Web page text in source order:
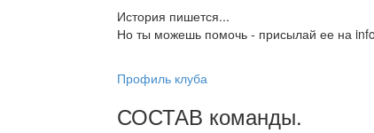
История пишется...
Но ты можешь помочь - присылай ее на
Профиль клуба
СОСТАВ команды.